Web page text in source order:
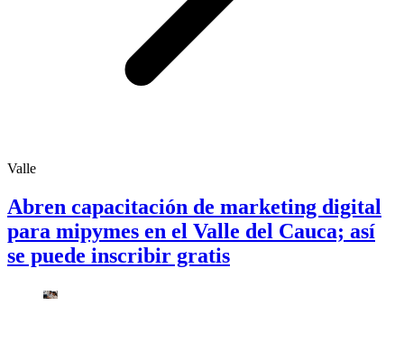
Valle
Abren capacitación de marketing digital
para mipymes en el Valle del Cauca; así
se puede inscribir gratis